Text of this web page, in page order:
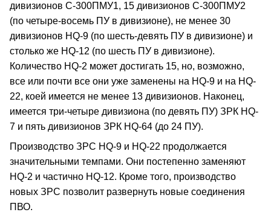
дивизионов С-300ПМУ1, 15 дивизионов С-300ПМУ2
(по четыре-восемь ПУ в дивизионе), не менее 30
дивизионов HQ-9 (по шесть-девять ПУ в дивизионе) и
столько же HQ-12 (по шесть ПУ в дивизионе).
Количество HQ-2 может достигать 15, но, возможно,
все или почти все они уже заменены на HQ-9 и на HQ-
22, коей имеется не менее 13 дивизионов. Наконец,
имеется три-четыре дивизиона (по девять ПУ) ЗРК HQ-
7 и пять дивизионов ЗРК HQ-64 (до 24 ПУ).
Производство ЗРС HQ-9 и HQ-22 продолжается
значительными темпами. Они постепенно заменяют
HQ-2 и частично HQ-12. Кроме того, производство
новых ЗРС позволит развернуть новые соединения
ПВО.